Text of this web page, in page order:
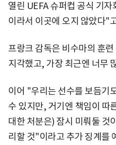
열린 UEFA 슈퍼컵 공식 기
이라서 이곳에 오지 않았다"
프랑크 감독은 비수마의 훈
지각했고, 가장 최근엔 너무
이어 "우리는 선수를 보듬기
수 있지만, 거기엔 책임이 따
대한 처분은) 잠시 미뤄둘 것
리할 것"이라고 추가 징계를